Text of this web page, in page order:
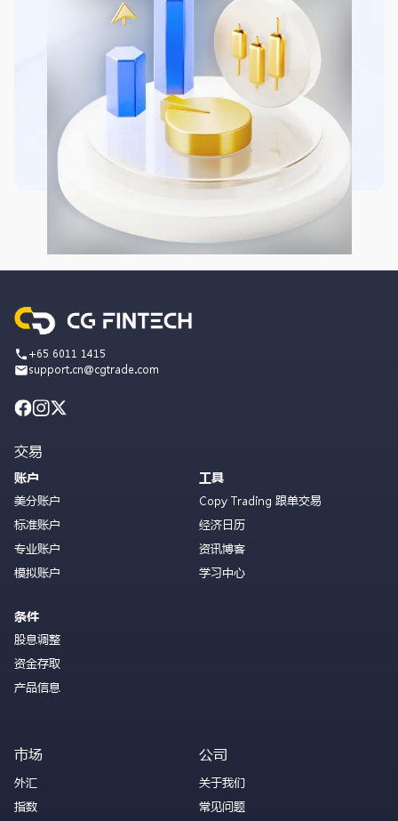
+65 6011 1415
support.cn@cgtrade.com
交易
账户
美分账户
标准账户
专业账户
模拟账户
条件
股息调整
资金存取
产品信息
工具
Copy Trading 跟单交易
经济日历
资讯博客
学习中心
市场
外汇
指数
公司
关于我们
常见问题